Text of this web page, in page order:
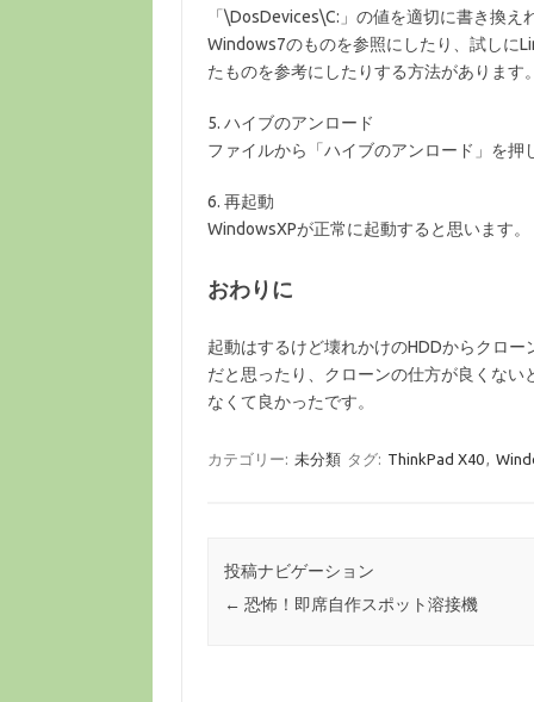
「\DosDevices\C:」の値を適切に書き換
Windows7のものを参照にしたり、試しに
たものを参考にしたりする方法があります
5. ハイブのアンロード
ファイルから「ハイブのアンロード」を
6. 再起動
WindowsXPが正常に起動すると思います。
おわりに
起動はするけど壊れかけのHDDからクロ
だと思ったり、クローンの仕方が良くな
なくて良かったです。
カテゴリー: 未分類 タグ: ThinkPad X40,
投稿ナビゲーション
← 恐怖！即席自作スポット溶接機